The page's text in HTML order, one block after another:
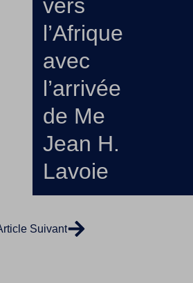
vers
l’Afrique
avec
l’arrivée
de Me
Jean H.
Lavoie
Suivant